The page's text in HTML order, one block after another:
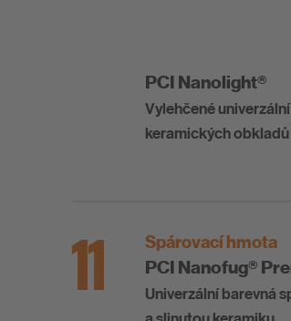
PCI Nanolight®
Vylehčené
keramických obkladů
11 Spárovací hmota
PCI Nanofug®
Univerzální barevná